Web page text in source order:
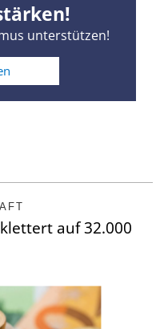
unterstützen!
auf 32.000